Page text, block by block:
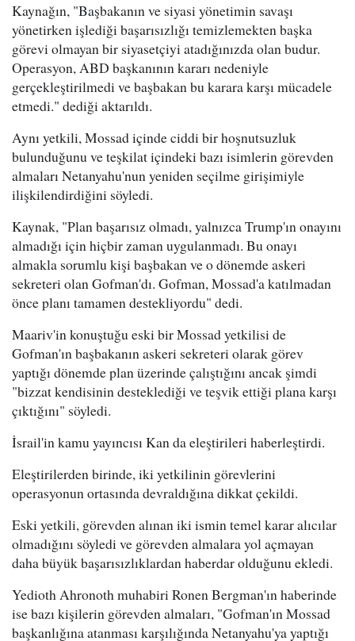
Kaynağın, "Başbakanın ve siyasi yönetimin savaşı
yönetirken işlediği başarısızlığı temizlemekten başka
görevi olmayan bir siyasetçiyi atadığınızda olan budur.
Operasyon, ABD başkanının kararı nedeniyle
gerçekleştirilmedi ve başbakan bu karara karşı mücadele
etmedi." dediği aktarıldı.
Aynı yetkili, Mossad içinde ciddi bir hoşnutsuzluk
bulunduğunu ve teşkilat içindeki bazı isimlerin görevden
almaları Netanyahu'nun yeniden seçilme girişimiyle
ilişkilendirdiğini söyledi.
Kaynak, "Plan başarısız olmadı, yalnızca Trump'ın onayını
almadığı için hiçbir zaman uygulanmadı. Bu onayı
almakla sorumlu kişi başbakan ve o dönemde askeri
sekreteri olan Gofman'dı. Gofman, Mossad'a katılmadan
önce planı tamamen destekliyordu" dedi.
Maariv'in konuştuğu eski bir Mossad yetkilisi de
Gofman'ın başbakanın askeri sekreteri olarak görev
yaptığı dönemde plan üzerinde çalıştığını ancak şimdi
"bizzat kendisinin desteklediği ve teşvik ettiği plana karşı
çıktığını" söyledi.
İsrail'in kamu yayıncısı Kan da eleştirileri haberleştirdi.
Eleştirilerden birinde, iki yetkilinin görevlerini
operasyonun ortasında devraldığına dikkat çekildi.
Eski yetkili, görevden alınan iki ismin temel karar alıcılar
olmadığını söyledi ve görevden almalara yol açmayan
daha büyük başarısızlıklardan haberdar olduğunu ekledi.
Yedioth Ahronoth muhabiri Ronen Bergman'ın haberinde
ise bazı kişilerin görevden almaları, "Gofman'ın Mossad
başkanlığına atanması karşılığında Netanyahu'ya yaptığı